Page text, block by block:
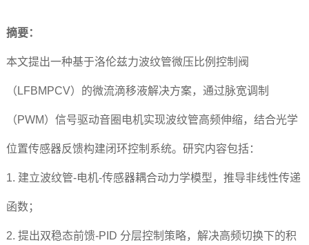
摘要：
本文提出一种基于洛伦兹力波纹管微压比例控制阀
（LFBMPCV）的微流滴移液解决方案，通过脉宽调制
（PWM）信号驱动音圈电机实现波纹管高频伸缩，结合光学
位置传感器反馈构建闭环控制系统。研究内容包括：
1. 建立波纹管-电机-传感器耦合动力学模型，推导非线性传递
函数；
2. 提出双稳态前馈-PID 分层控制策略，解决高频切换下的积